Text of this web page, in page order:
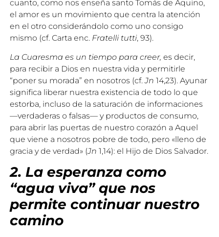
cuanto, como nos enseña santo Tomás de Aquino,
el amor es un movimiento que centra la atención
en el otro considerándolo como uno consigo
mismo (cf. Carta enc. Fratelli tutti, 93).
La Cuaresma es un tiempo para creer, es decir,
para recibir a Dios en nuestra vida y permitirle
“poner su morada” en nosotros (cf.Jn 14,23). Ayunar
significa liberar nuestra existencia de todo lo que
estorba, incluso de la saturación de informaciones
—verdaderas o falsas— y productos de consumo,
para abrir las puertas de nuestro corazón a Aquel
que viene a nosotros pobre de todo, pero «lleno de
gracia y de verdad» (Jn 1,14): el Hijo de Dios Salvador.
2. La esperanza como
“agua viva” que nos
permite continuar nuestro
camino